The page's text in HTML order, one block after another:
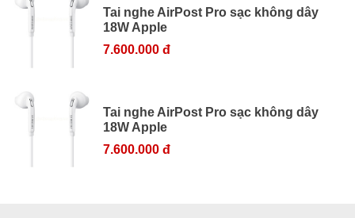
Tai nghe AirPost Pro sạc không dây
18W Apple
7.600.000 đ
Tai nghe AirPost Pro sạc không dây
18W Apple
7.600.000 đ